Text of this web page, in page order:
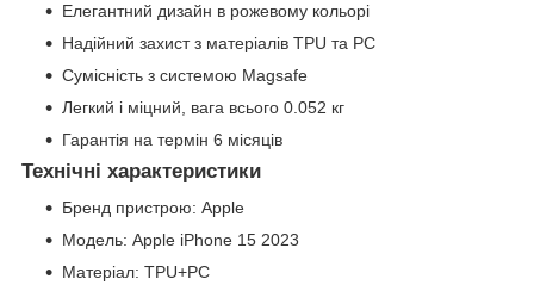
Елегантний дизайн в рожевому кольорі
Надійний захист з матеріалів TPU та PC
Сумісність з системою Magsafe
Легкий і міцний, вага всього 0.052 кг
Гарантія на термін 6 місяців
Технічні характеристики
Бренд пристрою: Apple
Модель: Apple iPhone 15 2023
Матеріал: TPU+PC